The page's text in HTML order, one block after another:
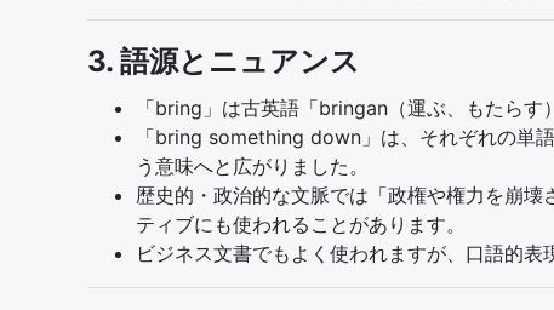
3. 語源とニュアンス
「bring」は古英語「bringan（運ぶ、もたら
「bring something down」は、それぞれの単
う意味へと広がりました。
歴史的・政治的な文脈では「政権や権力を崩
ティブにも使われることがあります。
ビジネス文書でもよく使われますが、口語的